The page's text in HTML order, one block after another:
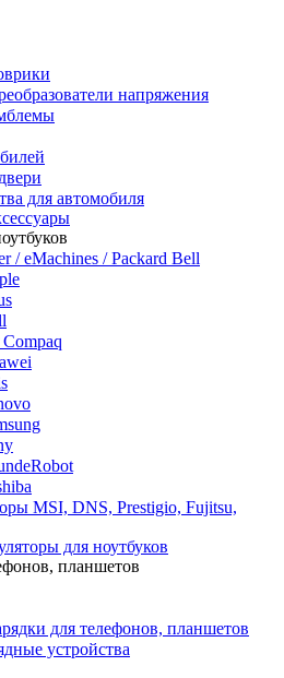
напряжения
для автомобиля
/ eMachines / Packard Bell
MSI, DNS, Prestigio, Fujitsu,
для ноутбуков
планшетов
для телефонов, планшетов
устройства